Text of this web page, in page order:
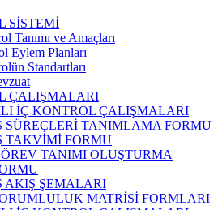
SİSTEMİ
Tanımı ve Amaçları
Eylem Planları
Standartları
ÇALIŞMALARI
İÇ KONTROL ÇALIŞMALARI
SÜREÇLERİ TANIMLAMA FORMU
TAKVİMİ FORMU
TANIMI OLUŞTURMA
AKIŞ ŞEMALARI
MATRİSİ FORMLARI